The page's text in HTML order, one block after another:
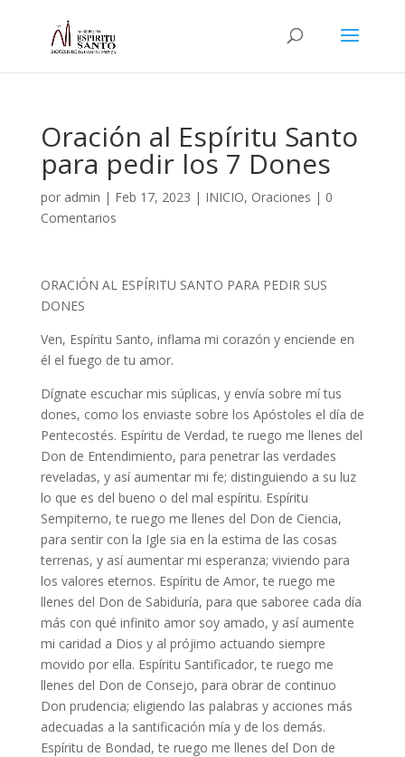
Oración al Espíritu Santo
para pedir los 7 Dones
por admin | Feb 17, 2023 | INICIO, Oraciones | 0
Comentarios
ORACIÓN AL ESPÍRITU SANTO PARA PEDIR SUS
DONES
Ven, Espíritu Santo, inflama mi corazón y enciende en
él el fuego de tu amor.
Dígnate escuchar mis súplicas, y envía sobre mí tus
dones, como los enviaste sobre los Apóstoles el día de
Pentecostés. Espíritu de Verdad, te ruego me llenes del
Don de Entendimiento, para penetrar las verdades
reveladas, y así aumentar mi fe; distinguiendo a su luz
lo que es del bueno o del mal espíritu. Espíritu
Sempiterno, te ruego me llenes del Don de Ciencia,
para sentir con la Igle sia en la estima de las cosas
terrenas, y así aumentar mi esperanza; viviendo para
los valores eternos. Espíritu de Amor, te ruego me
llenes del Don de Sabiduría, para que saboree cada día
más con qué infinito amor soy amado, y así aumente
mi caridad a Dios y al prójimo actuando siempre
movido por ella. Espíritu Santificador, te ruego me
llenes del Don de Consejo, para obrar de continuo
Don prudencia; eligiendo las palabras y acciones más
adecuadas a la santificación mía y de los demás.
Espíritu de Bondad, te ruego me llenes del Don de